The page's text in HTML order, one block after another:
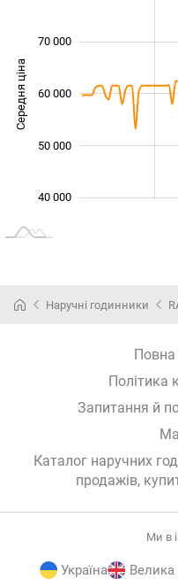
Середня ціна 40 000
40 000
50 000
60 000
70 000
Наручні годинники
Повна
Політика
Запитання й
Каталог наручних
продажів,
Ми в
Україна Велика